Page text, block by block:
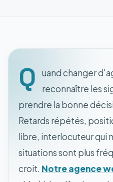
Q
uand changer
reconnaître les
prendre la bonne
Retards répétés,
libre, interlocuteur qui
situations sont plus
croit. Notre agence